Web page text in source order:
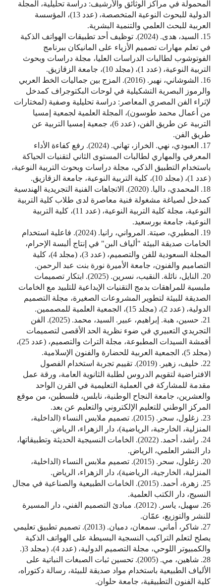
المحمولة في مراكز الوثائق والأرشيف: دراسة تحليلية، المجلة
الدولية للبحوث النوعية المتخصصة، (عدد 13)، المؤسسة
العربية للبحث العلمي والتنمية البشرية.
15. السيد، هدى. (2024). توظيف أحد تطبيقات الهواتف الذكية
في تعلم مهارات تصميم الأزياء على المانيكان ببرنامج
الفوتوشوب لطالبات الدراسات العليا، مجلة دراسات وبحوث
التربية النوعية، (عدد 1)، (مجلد 10)، جامعة الزقازيق.
16. الشوشاني، نهير. (2016). المزج بين جماليات الخط العربي
والرموز البصرية التشكيلية في لوحات البكتوجراف كمدخل
لإثراء الفن المصري المعاصر: دراسة تحليلية وصفية (لمختارات
من أعمال محمد طوسون)، المجلة العلمية لجمعية إمسيا
التربية عن طريق الفن، (عدد 6)، جمعية إمسيا التربية عن
طريق الفن.
17. العبودي، نهي. الخراز، تهاني. (2024). رفع كفاءة الأداء
المعرفي والمهاري لطالبات المستوى الثاني لتقنيات الحياكة
باستخدام التطبيق الذكي، مجلة دراسات وبحوث التربية النوعية،
(عدد 1)، (مجلد 10)، كلية التربية النوعية، جامعة الزقازيق.
18. المحمدي، داليا. (2020). الاتجاهات الفنية التجريدية الهندسية
كمدخل لصياغة مشغولة فنية معاصرة لدى طلاب كلية التربية
النوعية، مجلة كلية التربية النوعية، (عدد 11)، كلية التربية
النوعية، جامعة بورسعيد.
19. المطيري، صيتة. المرواني، رانيا. (2024). فاعلية استخدام
الخامات صديقة البيئة "ألياف البن" في إنتاج ألبسة الإحرام،
المجلة السعودية للفن والتصميم، (عدد 3)، (مجلد 4)، كلية
التصاميم والفنون، جامعة الأميرة نورة بنت عبد الرحمن.
20. النايل، نائلة. النقيب، نسرين. (2025). ابتكار تصميمات
ملبسية للمراهقات بدمج التقنيات الإبداعية للتلبيد مع الخامات
الصديقة للبيئة لتطوير المشروعات الصغيرة، مجلة التصميم
الدولية، (عدد 2)، (مجلد 15)، الجمعية العلمية للمصممين.
21. حسين، هبة. إبراهيم، عبير. السيد، محمد. (2025). الفن
التجريدي التعبيري في ضوء نظرية الحد الأقصى لتصميمات
أقمشة السيدات المطبوعة، مجلة التراث والتصميم، (عدد 25)،
(مجلد 5)، الجمعية العربية للحضارة والفنون الإسلامية.
22. خليف، زهير. (2019). تقييم تجربة استخدام الفصول
الافتراضية لتقويم الدروس لطلبة الثانوية العامة، ورقة عمل
مقدمة للمشاركة في العملية التعليمية في القرن الواحد
والعشرين، جامعة النجاح الوطنية، نابلس، فلسطين، من موقع
المركز الوطني للتعليم الإلكتروني والتعليم عن بعد.
23. زغلول، سحر. (2015). تصميم ملابس النساء (الداخلية،
المنزلية، الخارجية، الرياضية)، دار الزهراء، الرياض.
24. راشد، أحمد. (2022). الخامات النسيجية الحديثة وتطبيقاتها،
دار النشر العلمي، الرياض.
20. زغلول، سحر. (2015). تصميم ملابس النساء (الداخلية،
المنزلية، الخارجية، الرياضية)، دار الزهراء، الرياض.
25. زهرة، أحمد. (2015). الخامات الطبيعية والصناعية في مجال
النسيج، دار الكتب العلمية.
26. سهيل، ياسر. (2012). مبادئ التصميم الفني، دار المسيرة
للنشر والتوزيع، عمّان.
27. شاكر، أماني. سمعان، دميان. (2013). تصميم تطبيق تعليمي
يصلح لتعلم التراكيب النسجية البسيطة على الهواتف الذكية
والكمبيوتر اللوحي، مجلة التصميم الدولية، (عدد 4)، (مجلد 3(.
28. شاهين، مي. (2005). تحسين ثبات الصبغات النباتية على
الألياف الطبيعية باستخدام مواد صديقة للبيئة، رسالة دكتوراه،
كلية الفنون التطبيقية، جامعة حلوان.